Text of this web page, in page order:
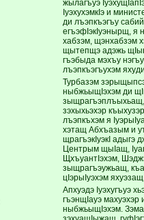
жылагъуэ
IуэхухэмкIэ и
ди лъэпкъэгъу
егъэфIэкIуэнырщ, я
хабзэм, щэнхабзэм
щытепщэ адэжь
гъэбыда мэхъу
лъэпкъэгъухэм
Турбазэм
ныбжьыщIэхэм ди
зэхыхьэхэр
лъэпкъхэм я
хэтащ Абхъазым и
щрагъэкIуэкI адыгэ
Центрым щыIащ,
ЩхъуантIэхэм,
зыщрагъэужьащ,
цIэрыIуэхэм
Апхуэдэ Iуэхугъуэ
гъэнщIауэ махуэхэр
ныбжьыщIэхэм.